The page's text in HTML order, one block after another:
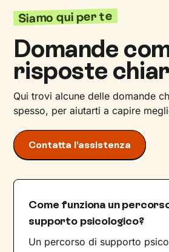
Siamo qui per te
Domande
risposte
Qui trovi alcune delle domande
spesso, per aiutarti a capire
Contatta l’assistenza
Come funziona un
supporto psicologico?
Un percorso di supporto